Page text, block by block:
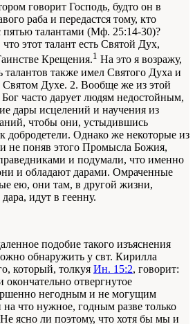
говорит Господь, будто он в
раба и передастся тому, кто
пятью талантами (Мф. 25:14-30)?
что этот талант есть Святой Дух,
Крещения.1 На это я возражу,
также имел Святого Духа и
Святом Духе. 2. Вообще же из этой
часто дарует людям недостойным,
дары исцелений и научения из
чтобы они, устыдившись
добродетели. Однако же некоторые из
не поняв этого Промысла Божия,
и подумали, что именно
и обладают дарами. Омраченные
ею, они там, в другой жизни,
идут в геенну.
подобие такого изъяснения
обнаружить у свт. Кирилла
который, толкуя Ин. 15:2, говорит:
окончательно отвергнутое
негодным и не могущим
на что нужное, годным разве только
ясно ли поэтому, что хотя бы мы и